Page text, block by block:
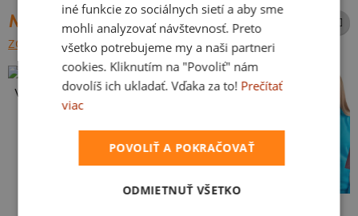
NAJPREDÁVANEJŠIE POTLAČE
ZOBRAZIŤ VŠETKY
Vlastná potlač
iné funkcie zo sociálnych sietí a aby sme
mohli analyzovať návštevnosť. Preto
všetko potrebujeme my a naši partneri
cookies. Kliknutím na "Povoliť" nám
dovolíš ich ukladať. Vďaka za to! Prečítať
viac
POVOLIŤ A POKRAČOVAŤ
ODMIETNUŤ VŠETKO